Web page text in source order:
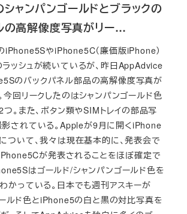
ャンパンゴールドとブラックの
の高解像度写真がリー…
やiPhone5C（廉価版iPhone）
ッシュが続いているが、昨日AppAdvice
のバックパネル部品の高解像度写真が
今回リークしたのはシャンパンゴールド色
。また、ボタン類やSIMトレイの部品写
されている。Appleが9月に開くiPhone
ついて、我々は現在基本的に、発表会で
が発表されることをほぼ確定で
はゴールド/シャンパンゴールド色を
かっている。日本でも週刊アスキーが
ルド色とiPhone5の白と黒の対比写真を